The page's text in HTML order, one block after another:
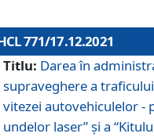
771/17.12.2021
Titlu: Darea în
supraveghere a
vitezei autovehiculelor -
undelor laser” și a